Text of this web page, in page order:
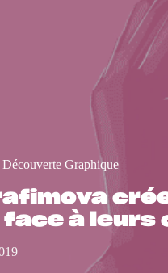
Découverte Graphique
à leurs